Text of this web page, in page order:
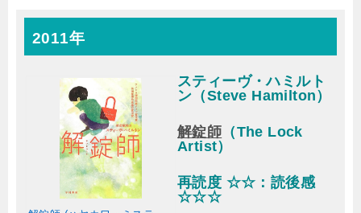
2011年
スティーヴ・ハミルト
ン（Steve Hamilton）
解錠師 （The Lock
Artist）
再読度 ☆☆：読後感
☆☆☆